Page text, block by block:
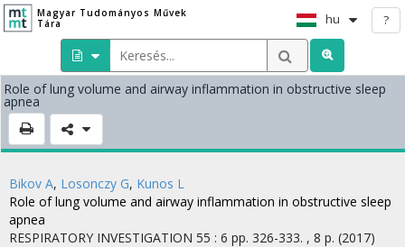
Magyar Tudományos Művek
Tára
hu ?
Role of lung volume and airway inflammation in obstructive sleep
apnea
Bikov A, Losonczy G, Kunos L
Role of lung volume and airway inflammation in obstructive sleep
apnea
RESPIRATORY INVESTIGATION 55 : 6 pp. 326-333. , 8 p. (2017)